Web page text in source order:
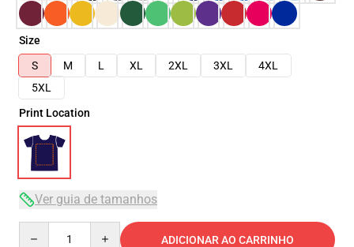
Size
S
M L XL 2XL 3XL
4XL
5XL
Print Location
Ver guia de tamanhos
ADICIONAR AO CARRINHO